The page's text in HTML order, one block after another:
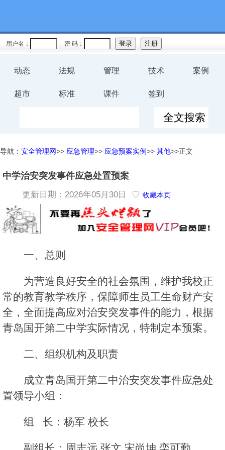
用户名： 密 码：
动态 法规 管理 技术 案例
超市 标准 课件 签到
导航： 安全管理网>> 应急管理>> 应急预案实例>> 其他>>正文
中学治安突发事件应急处置预案
更新日期：2026年05月30日 ♡ 收藏本页
一、总则
为营造良好安全的社会氛围，维护我校正
常的教育教学秩序，保障师生员工生命财产安
全，全面提高应对治安突发事件的能力，根据
青岛国开第二中学实际情况，特制定本预案。
二、组织机构及职责
成立青岛国开第二中治安突发事件应急处
置领导小组：
组 长：杨军 校长